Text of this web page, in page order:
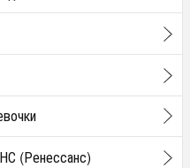
(Ренессанс)